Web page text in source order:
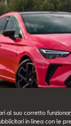
al suo corretto
in linea con le